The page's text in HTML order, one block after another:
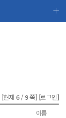
[현재 6 / 9쪽] [로그인]
이름